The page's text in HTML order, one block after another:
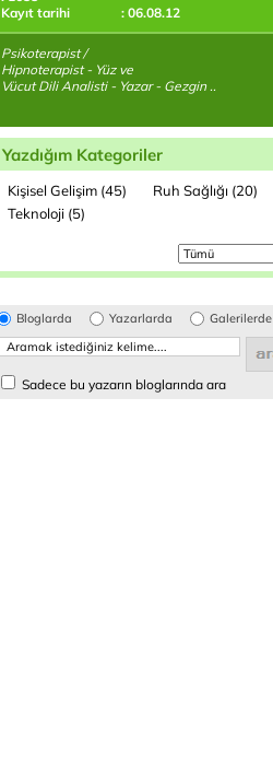
Kayıt tarihi
: 06.08.12
Psikoterapist /
Hipnoterapist - Yüz ve
Vücut Dili Analisti - Yazar - Gezgin ..
Yazdığım Kategoriler
Kişisel Gelişim (45)
Ruh Sağlığı (20)
Teknoloji (5)
Bloglarda Yazarlarda Galerilerde
Sadece bu yazarın bloglarında ara